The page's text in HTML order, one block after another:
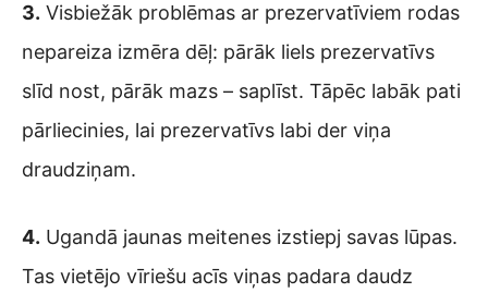
3. Visbiežāk problēmas ar prezervatīviem rodas
nepareiza izmēra dēļ: pārāk liels prezervatīvs
slīd nost, pārāk mazs – saplīst. Tāpēc labāk pati
pārliecinies, lai prezervatīvs labi der viņa
draudziņam.
4. Ugandā jaunas meitenes izstiepj savas lūpas.
Tas vietējo vīriešu acīs viņas padara daudz